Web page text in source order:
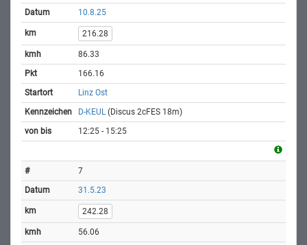
10.8.25
216.28
86.33
166.16
Linz Ost
D-KEUL(Discus 2cFES 18m)
12:25 - 15:25
7
31.5.23
242.28
56.06